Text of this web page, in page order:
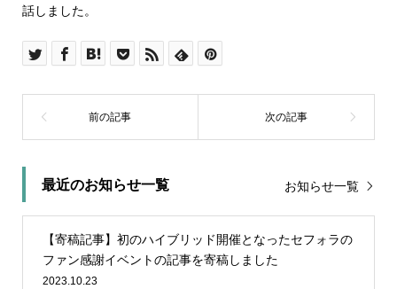
話しました。
最近のお知らせ一覧 お知らせ一覧
【寄稿記事】初のハイブリッド開催となったセフォラの
ファン感謝イベントの記事を寄稿しました
2023.10.23